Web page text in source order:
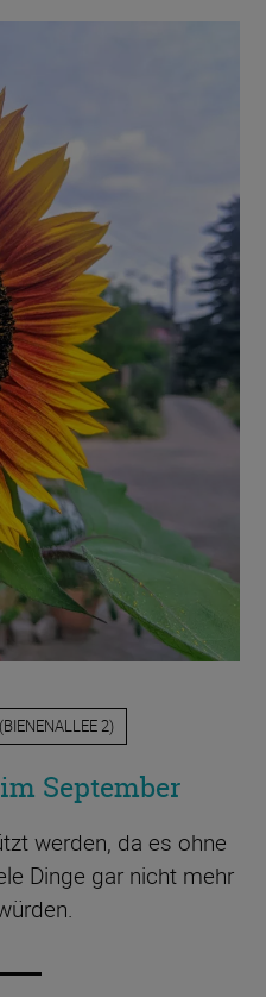
BIENENALLEE 2)
September
werden, da es ohne
Dinge gar nicht mehr